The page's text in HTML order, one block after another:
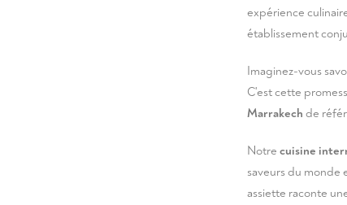
expérience
établissement
Imaginez-vous
C'est cette
Marrakech de
Notre cuisine
saveurs du monde
assiette raconte